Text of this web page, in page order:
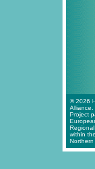
© 2026
Alliance.
Project
within
Northern